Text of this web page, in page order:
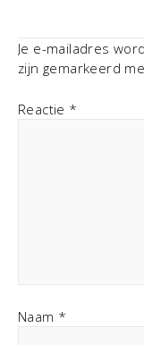
Je e-mailadres
zijn gemarkeerd
Reactie *
Naam *